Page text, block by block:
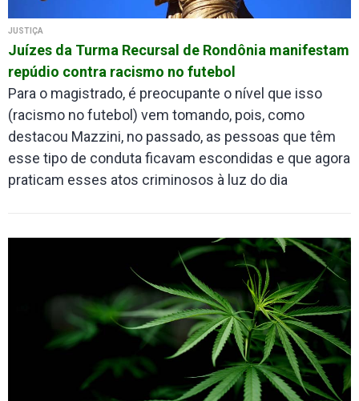
JUSTIÇA
Juízes da Turma Recursal de Rondônia manifestam
repúdio contra racismo no futebol
Para o magistrado, é preocupante o nível que isso
(racismo no futebol) vem tomando, pois, como
destacou Mazzini, no passado, as pessoas que têm
esse tipo de conduta ficavam escondidas e que agora
praticam esses atos criminosos à luz do dia